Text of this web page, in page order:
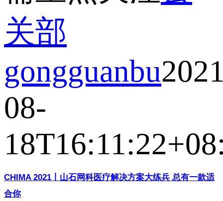
关部
gongguanbu
08-
CHIMA 2021丨山石网科医疗解决方案大练兵 总有一款适
合你